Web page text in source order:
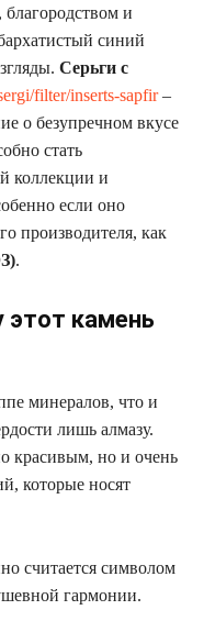
благородством и
синий
Серьги с
filter/inserts-sapfir–
о безупречном вкусе
стать
коллекции и
если оно
производителя, как
.
этот камень
минералов, что и
лишь алмазу.
красивым, но и очень
которые носят
считается символом
гармонии.